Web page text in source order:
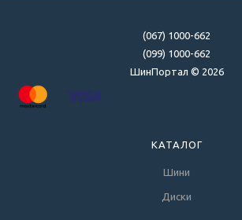
(067) 1000-662
(099) 1000-662
ШинПортал © 2026
КАТАЛОГ
Шини
Диски